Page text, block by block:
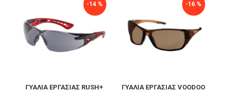
-14 %
ΓΥΑΛΙΆ ΕΡΓΑΣΊΑΣ RUSH+
-16 %
ΓΥΑΛΙΆ ΕΡΓΑΣΊΑΣ VOODOO